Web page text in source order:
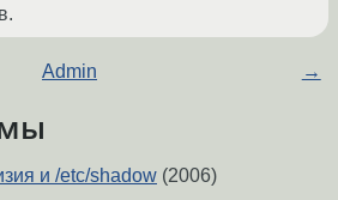
Admin →
и /etc/shadow (2006)